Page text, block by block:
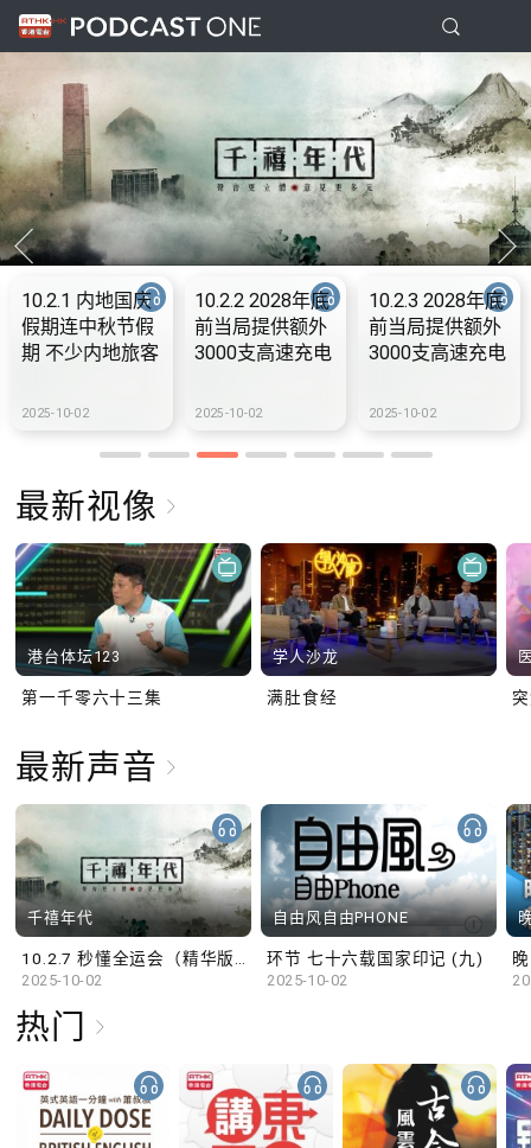
10.2.1 内地国庆
假期连中秋节假
期 不少内地旅客
2025-10-02
10.2.2 2028年底
前当局提供额外
3000支高速充电
设300个电动车
2025-10-02
10.2.3 2028年底
前当局提供额外
3000支高速充电
设300个电动车
2025-10-02
最新视像
港台体坛123
第一千零六十三集
学人沙龙
满肚食经
最新声音
千禧年代
2025-10-02
自由风自由PHONE
环节 七十六载国家印记 (九)
2025-10-02
热门